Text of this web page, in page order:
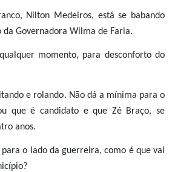
Nilton Medeiros, está se babando
da Governadora Wilma de Faria.
momento, para desconforto do
e rolando. Não dá a mínima para o
que é candidato e que Zé Braço, se
anos.
o lado da guerreira, como é que vai